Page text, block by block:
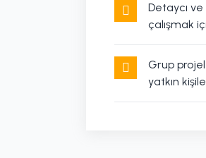
Detaycı
çalışmak
Grup
yatkın